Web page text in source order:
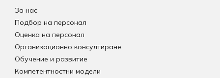
За нас
Подбор на персонал
Оценка на персонал
Организационно консултиране
Обучение и развитие
Компетентностни модели